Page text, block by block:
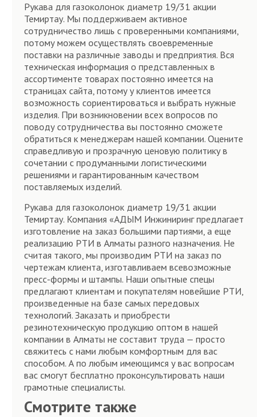
Рукава для газоколонок диаметр 19/31 акции
Темиртау. Мы поддерживаем активное
сотрудничество лишь с проверенными компаниями,
потому можем осуществлять своевременные
поставки на различные заводы и предприятия. Вся
техническая информация о представленных в
ассортименте товарах постоянно имеется на
страницах сайта, потому у клиентов имеется
возможность сориентироваться и выбрать нужные
изделия. При возникновении всех вопросов по
поводу сотрудничества вы постоянно сможете
обратиться к менеджерам нашей компании. Оцените
справедливую и прозрачную ценовую политику в
сочетании с продуманными логистическими
решениями и гарантированным качеством
поставляемых изделий.
Рукава для газоколонок диаметр 19/31 акции
Темиртау. Компания «АДЫМ Инжиниринг предлагает
изготовление на заказ большими партиями, а еще
реализацию РТИ в Алматы разного назначения. Не
считая такого, мы производим РТИ на заказ по
чертежам клиента, изготавливаем всевозможные
пресс-формы и штампы. Наши опытные спецы
предлагают клиентам и покупателям новейшие РТИ,
произведенные на базе самых передовых
технологий. Заказать и приобрести
резинотехническую продукцию оптом в нашей
компании в Алматы не составит труда — просто
свяжитесь с нами любым комфортным для вас
способом. А по любым имеющимся у вас вопросам
вас смогут бесплатно проконсультировать наши
грамотные специалисты.
Смотрите также